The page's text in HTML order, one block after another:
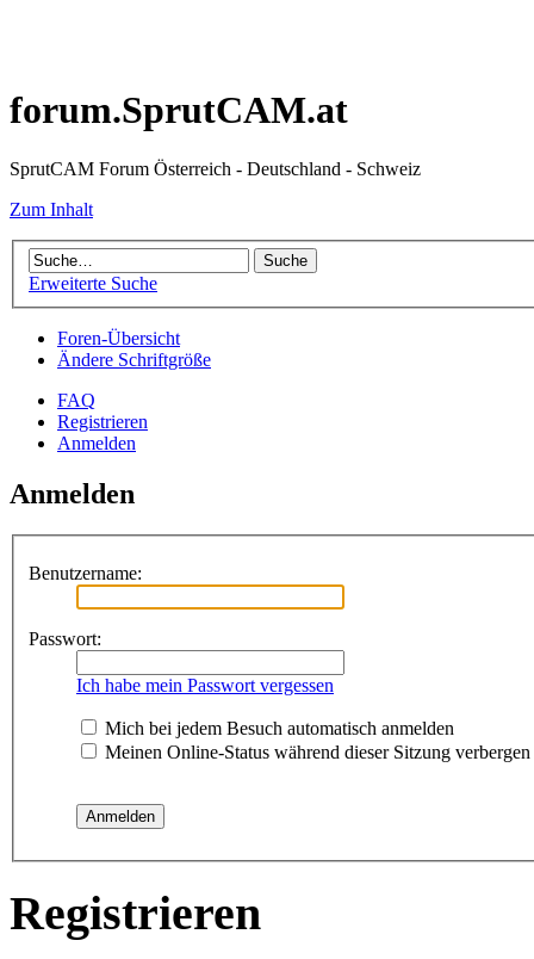
forum.SprutCAM.at
SprutCAM Forum Österreich - Deutschland - Schweiz
Zum Inhalt
Erweiterte Suche
Foren-Übersicht
Ändere Schriftgröße
FAQ
Registrieren
Anmelden
Anmelden
Benutzername:
Passwort:
Ich habe mein Passwort vergessen
Mich bei jedem Besuch automatisch anmelden
Meinen Online-Status während dieser Sitzung verbergen
Registrieren